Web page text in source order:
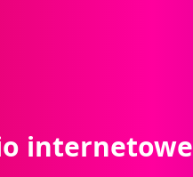
internetowe